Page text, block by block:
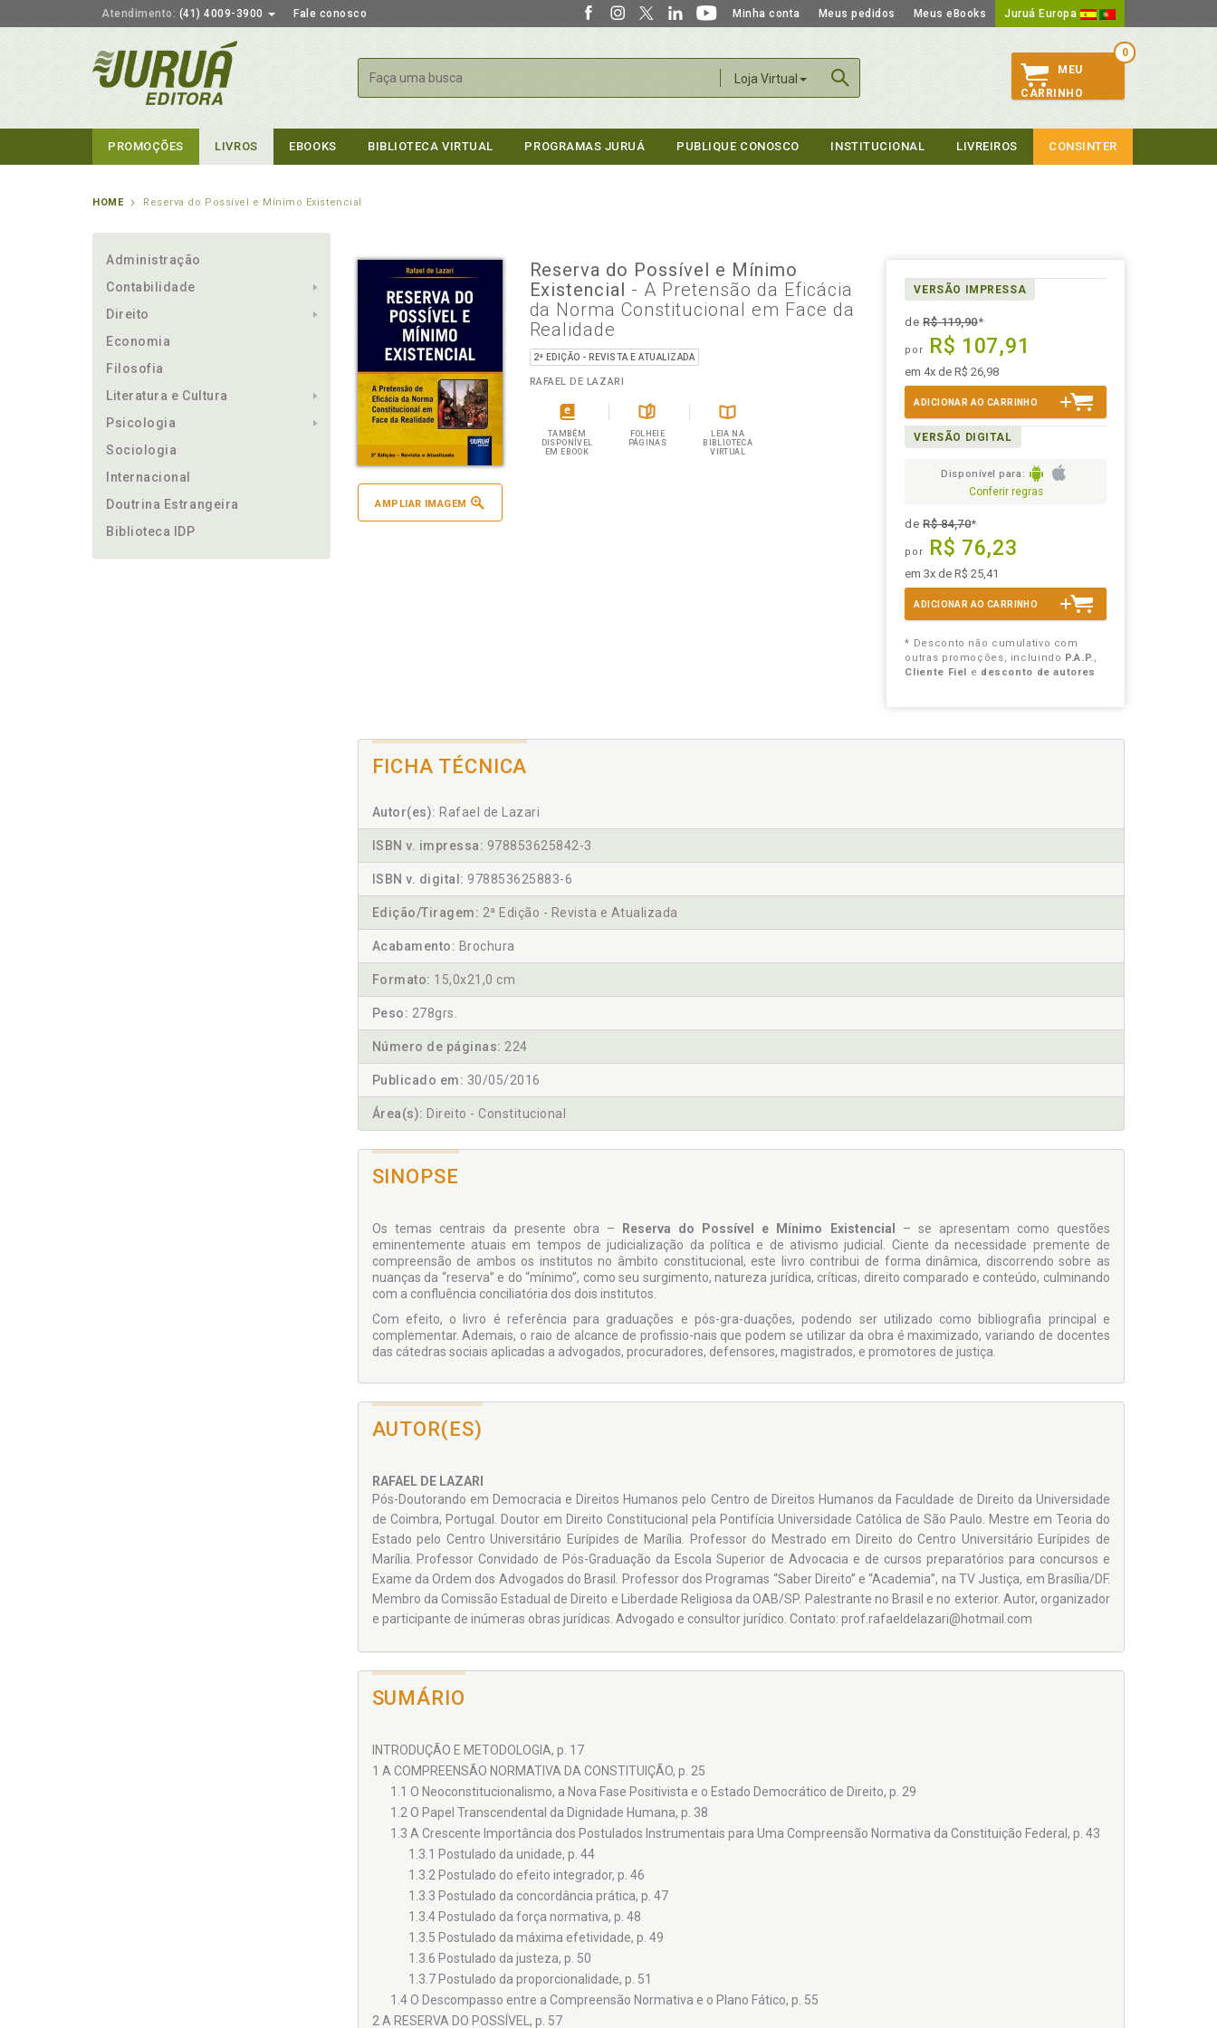
Atendimento: (41) 4009-3900 Fale conosco Minha conta Meus pedidos Meus eBooks Juruá Europa
Loja Virtual
Buscar
0
MEU
CARRINHO
PROMOÇÕES LIVROS EBOOKS BIBLIOTECA VIRTUAL PROGRAMAS JURUÁ PUBLIQUE CONOSCO INSTITUCIONAL LIVREIROS CONSINTER
HOME Reserva do Possível e Mínimo Existencial
Administração
Contabilidade
Direito
Economia
Filosofia
Literatura e Cultura
Psicologia
Sociologia
Internacional
Doutrina Estrangeira
Biblioteca IDP
AMPLIAR IMAGEM
Reserva do Possível e Mínimo
Existencial - A Pretensão da Eficácia
da Norma Constitucional em Face da
Realidade
2ª EDIÇÃO - REVISTA E ATUALIZADA
RAFAEL DE LAZARI
TAMBÉM
DISPONÍVEL
EM EBOOK
FOLHEIE
PÁGINAS
LEIA NA
BIBLIOTECA
VIRTUAL
VERSÃO IMPRESSA
deR$ 119,90*
por R$ 107,91
em 4x de R$ 26,98
ADICIONAR AO CARRINHO
VERSÃO DIGITAL
Disponível para:
Conferir regras
deR$ 84,70*
por R$ 76,23
em 3x de R$ 25,41
ADICIONAR AO CARRINHO
* Desconto não cumulativo com
outras promoções, incluindo P.A.P.,
Cliente Fiel
e desconto de autores
FICHA TÉCNICA
Autor(es): Rafael de Lazari
ISBN v. impressa: 978853625842-3
ISBN v. digital: 978853625883-6
Edição/Tiragem: 2ª Edição - Revista e Atualizada
Acabamento: Brochura
Formato: 15,0x21,0 cm
Peso: 278grs.
Número de páginas: 224
Publicado em: 30/05/2016
Área(s): Direito - Constitucional
SINOPSE
Os temas centrais da presente obra – Reserva do Possível e Mínimo Existencial – se apresentam como questões
eminentemente atuais em tempos de judicialização da política e de ativismo judicial. Ciente da necessidade pre­mente de
compreensão de ambos os institutos no âmbi­to constitucional, este livro contribui de forma dinâmica, discorrendo sobre as
nuanças da “reserva” e do “mínimo”, como seu surgimento, natureza jurídica, críticas, direito comparado e conteúdo, culminando
com a confluência conciliatória dos dois institutos.
Com efeito, o livro é referência para graduações e pós-gra-duações, podendo ser utilizado como bibliografia principal e
complementar. Ademais, o raio de alcance de profissio-nais que podem se utilizar da obra é maximizado, variando de docentes
das cátedras sociais aplicadas a advogados, procuradores, defensores, magistrados, e promotores de justiça.
AUTOR(ES)
RAFAEL DE LAZARI
Pós-Doutorando em Democracia e Direitos Humanos pelo Centro de Direitos Hu­manos da Faculdade de Direito da Universidade
de Coimbra, Portugal. Doutor em Direito Constitucional pela Pontifícia Universidade Católica de São Paulo. Mes­tre em Teoria do
Estado pelo Centro Universitário Eurípi­des de Marília. Professor do Mestrado em Direito do Cen­tro Universitário Eurípides de
Marília. Professor Convidado de Pós-Graduação da Escola Superior de Advocacia e de cursos preparatórios para concursos e
Exame da Or­dem dos Advogados do Bra­sil. Professor dos Programas “Saber Direito” e “Academia”, na TV Justiça, em Brasília/DF.
Membro da Comissão Estadual de Direito e Liberdade Religiosa da OAB/SP. Palestrante no Brasil e no exterior. Autor, organizador
e partici­pante de inúmeras obras ju­rídicas. Advogado e consul­tor jurídico. Contato: prof.rafaeldelazari@hotmail.com
SUMÁRIO
INTRODUÇÃO E METODOLOGIA, p. 17
1 A COMPREENSÃO NORMATIVA DA CONSTITUIÇÃO, p. 25
1.1 O Neoconstitucionalismo, a Nova Fase Positivista e o Estado Democrático de Direito, p. 29
1.2 O Papel Transcendental da Dignidade Humana, p. 38
1.3 A Crescente Importância dos Postulados Instrumentais para Uma Compreensão Normativa da Constituição Federal, p. 43
1.3.1 Postulado da unidade, p. 44
1.3.2 Postulado do efeito integrador, p. 46
1.3.3 Postulado da concordância prática, p. 47
1.3.4 Postulado da força normativa, p. 48
1.3.5 Postulado da máxima efetividade, p. 49
1.3.6 Postulado da justeza, p. 50
1.3.7 Postulado da proporcionalidade, p. 51
1.4 O Descompasso entre a Compreensão Normativa e o Plano Fático, p. 55
2 A RESERVA DO POSSÍVEL, p. 57